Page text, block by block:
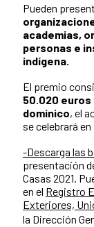
Pueden
academias,
personas e
indígena.
El premio
50.020 euros
dominico, el
se celebrará en
-Descarga las
presentación
Casas 2021.
en el Registro
Exteriores,
la Dirección